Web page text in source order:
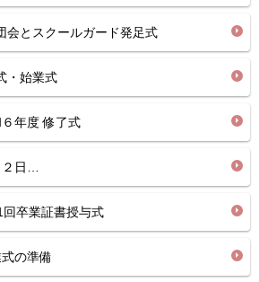
とスクールガード発足式
・始業式
年度 修了式
日…
卒業証書授与式
の準備